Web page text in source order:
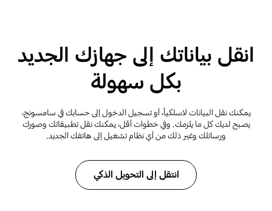
انقل بياناتك إلى جهازك الجديد
بكل سهولة
يمكنك نقل البيانات لاسلكياً، أو تسجيل الدخول إلى حسابك في سامسونج،
يصبح لديك كل ما يلزمك. وفي خطوات أقل، يمكنك نقل تطبيقاتك وصورك
ورسائلك وغير ذلك من أي نظام تشغيل إلى هاتفك الجديد.
انتقل إلى التحويل الذكي